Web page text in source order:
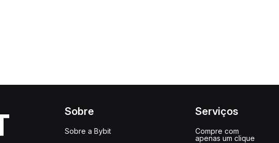
Sobre
Sobre a Bybit
Serviços
Compre com
apenas um clique